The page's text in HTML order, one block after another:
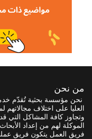
من نحن
نحن مؤسسة بحثية تُقدّم
العليا على اختلاف
وتجاوز كافة المشاكل التي
الموكلة لهم من إعداد
فريق العمل يتكون فريق